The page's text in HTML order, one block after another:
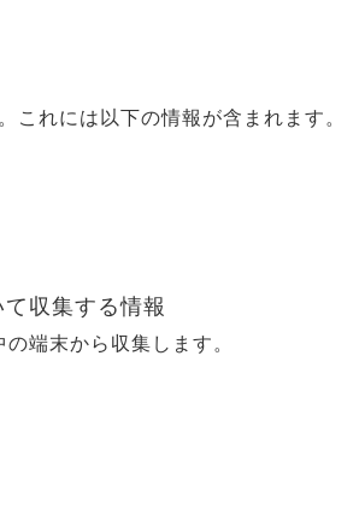
れには以下の情報が含まれます。
収集する情報
端末から収集します。